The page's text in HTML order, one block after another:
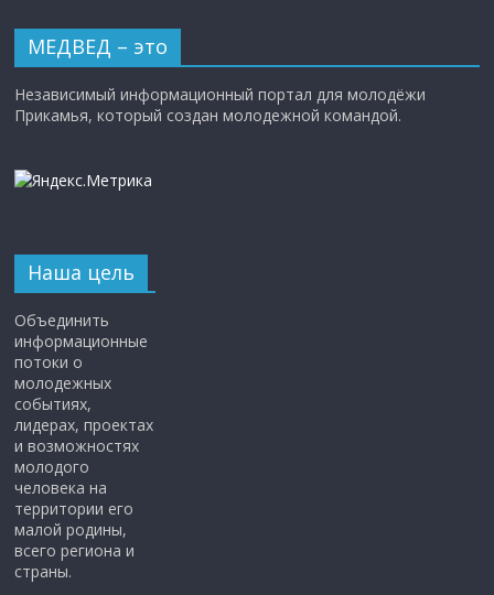
МЕДВЕД – это
Независимый информационный портал для молодёжи
Прикамья, который создан молодежной командой.
Наша цель
Объединить
информационные
потоки о
молодежных
событиях,
лидерах, проектах
и возможностях
молодого
человека на
территории его
малой родины,
всего региона и
страны.